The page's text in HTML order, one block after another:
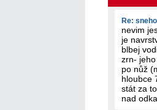
Re:
nevim
je
blbej
zrn-
po nůž
hloubce
stát za
nad